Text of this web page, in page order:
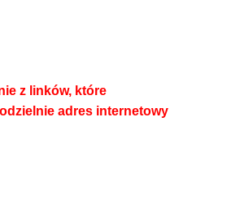
z linków, które
adres internetowy